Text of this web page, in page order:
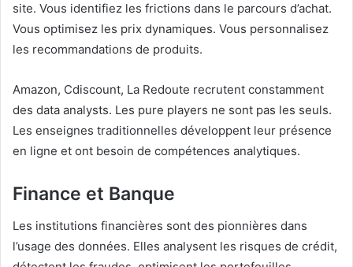
site. Vous identifiez les frictions dans le parcours d’achat.
Vous optimisez les prix dynamiques. Vous personnalisez
les recommandations de produits.
Amazon, Cdiscount, La Redoute recrutent constamment
des data analysts. Les pure players ne sont pas les seuls.
Les enseignes traditionnelles développent leur présence
en ligne et ont besoin de compétences analytiques.
Finance et Banque
Les institutions financières sont des pionnières dans
l’usage des données. Elles analysent les risques de crédit,